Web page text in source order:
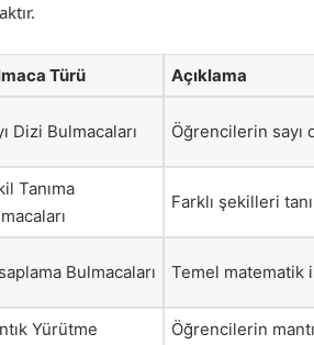
Türü Açıklama
Dizi Bulmacaları Öğrencilerin sayı
Tanıma
Farklı şekilleri
Bulmacaları Temel matematik
Yürütme
Öğrencilerin